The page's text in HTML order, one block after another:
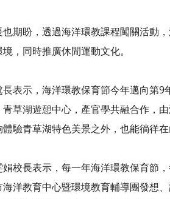
期盼，透過海洋環教課程闖關活動
，同時推廣休閒運動文化。
表示，海洋環教保育節今年邁向第9
草湖遊憩中心，產官學共融合作，
驗青草湖特色美景之外，也能徜徉在
校長表示，每一年海洋環教保育節
洋教育中心暨環境教育輔導團發想